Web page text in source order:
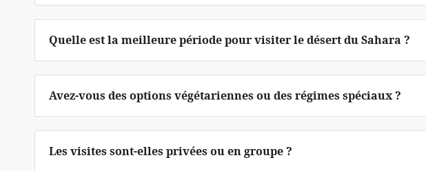
Quelle est la meilleure période pour visiter le désert du Sahara ?
Avez-vous des options végétariennes ou des régimes spéciaux ?
Les visites sont-elles privées ou en groupe ?